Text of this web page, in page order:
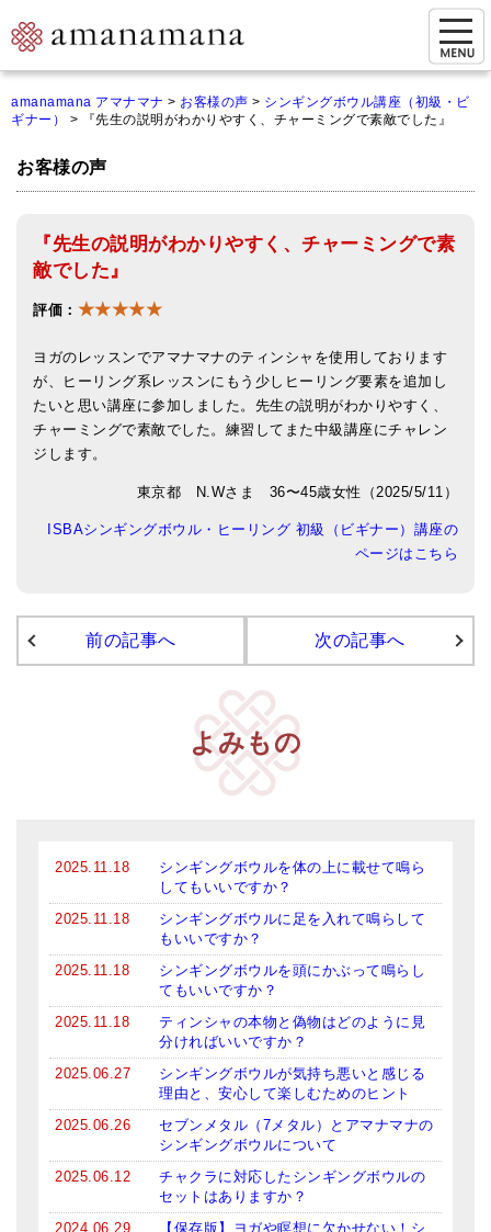
ご来店予約（実店舗）
オンライン相談&購入
シンギングボウル講座
倍音呼吸法レッスン
オンラインショップ
アマナマナのシンギングボウル
●新・鍛造スペシャル
●マンダラ彫（黒・渋金）
お得なアマナマナ・セット
特大シンギングボウル・特殊柄
アマナマナのティンシャ
プレミアム・ティンシャ（L・M）
ベーシック・ティンシャ（4種）
ティンシャケース
チベット・真マントラ香
お香定期購入（ラクとくサブスク）
チベット高僧のオラクルカード
amanamana アマナマナ > お客様の声 > シンギングボウル講座（初級・ビ
ギナー）
> 『先生の説明がわかりやすく、チャーミングで素敵でした』
お客様の声
『先生の説明がわかりやすく、チャーミングで素
敵でした』
評価： ★★★★★
ヨガのレッスンでアマナマナのティンシャを使用しております
が、ヒーリング系レッスンにもう少しヒーリング要素を追加し
たいと思い講座に参加しました。先生の説明がわかりやすく、
チャーミングで素敵でした。練習してまた中級講座にチャレン
ジします。
東京都 N.Wさま 36〜45歳女性（2025/5/11）
ISBAシンギングボウル・ヒーリング 初級（ビギナー）講座の
ページはこちら
前の記事へ 次の記事へ
よみもの
2025.11.18
シンギングボウルを体の上に載せて鳴ら
してもいいですか？
2025.11.18
シンギングボウルに足を入れて鳴らして
もいいですか？
2025.11.18
シンギングボウルを頭にかぶって鳴らし
てもいいですか？
2025.11.18
ティンシャの本物と偽物はどのように見
分ければいいですか？
2025.06.27
シンギングボウルが気持ち悪いと感じる
理由と、安心して楽しむためのヒント
2025.06.26
セブンメタル（7メタル）とアマナマナの
シンギングボウルについて
2025.06.12
チャクラに対応したシンギングボウルの
セットはありますか？
2024.06.29
【保存版】ヨガや瞑想に欠かせない！シ